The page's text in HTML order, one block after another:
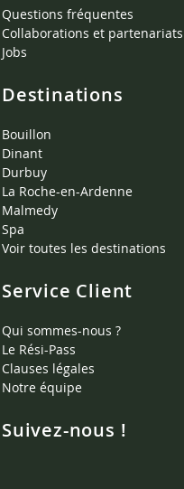
Questions fréquentes
Collaborations et partenariats
Jobs
Destinations
Bouillon
Dinant
Durbuy
La Roche-en-Ardenne
Malmedy
Spa
Voir toutes les destinations
Service Client
Qui sommes-nous ?
Le Rési-Pass
Clauses légales
Notre équipe
Suivez-nous !